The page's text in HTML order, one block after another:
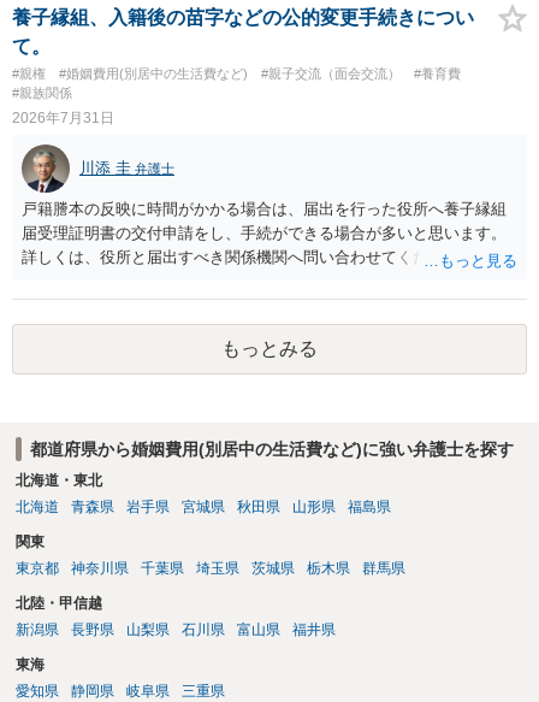
養子縁組、入籍後の苗字などの公的変更手続きについ
て。
#親権 #婚姻費用(別居中の生活費など) #親子交流（面会交流）
#養育費
#親族関係
2026年7月31日
川添 圭 弁護士
戸籍謄本の反映に時間がかかる場合は、届出を行った役所へ養子縁組
届受理証明書の交付申請をし、手続ができる場合が多いと思います。
詳しくは、役所と届出すべき関係機関へ問い合わせてください。
もっとみる
都道府県から婚姻費用(別居中の生活費など)に強い弁護士を探す
北海道・東北
北海道
青森県 岩手県 宮城県 秋田県 山形県 福島県
関東
東京都
神奈川県 千葉県 埼玉県 茨城県 栃木県 群馬県
北陸・甲信越
新潟県
長野県 山梨県 石川県 富山県 福井県
東海
愛知県
静岡県 岐阜県 三重県